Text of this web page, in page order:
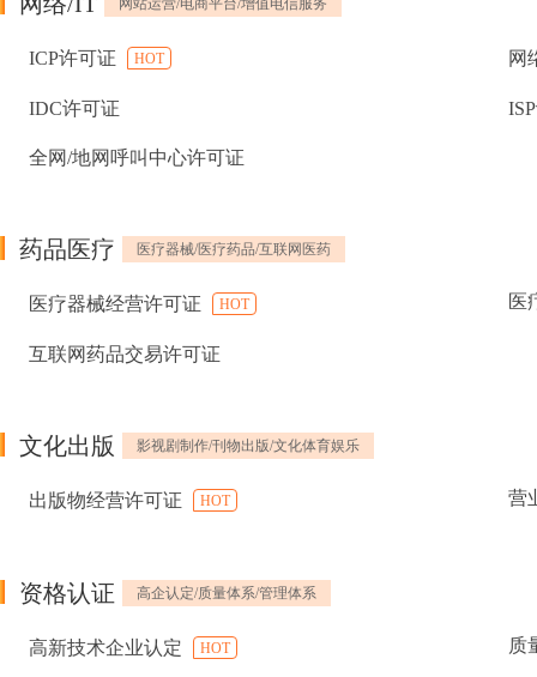
ICP许可证 HOT 网
IDC许可证
全网/地网呼叫中心许可证
药品医疗 医疗器械/医疗药品/互联网医药
医疗器械经营许可证 HOT 医
互联网药品交易许可证
文化出版 影视剧制作/刊物出版/文化体育娱乐
出版物经营许可证 HOT 营
资格认证 高企认定/质量体系/管理体系
高新技术企业认定 HOT 质